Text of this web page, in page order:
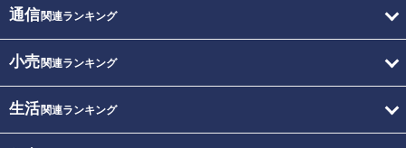
通信関連ランキング
小売関連ランキング
生活関連ランキング